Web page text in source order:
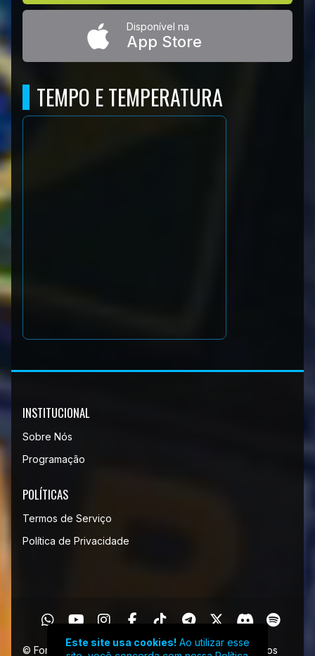
Disponível na
App Store
TEMPO E TEMPERATURA
INSTITUCIONAL
Sobre Nós
Programação
POLÍTICAS
Termos de Serviço
Política de Privacidade
© Forca Tarefa Ambiental Brasileira - Todos os direitos
Este site usa cookies! Ao utilizar esse